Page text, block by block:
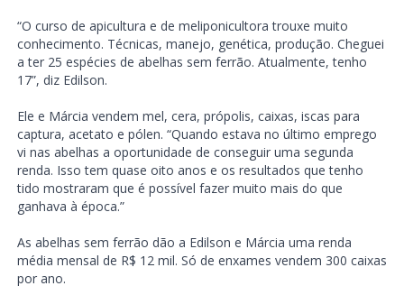
“O curso de apicultura e de meliponicultora trouxe muito
conhecimento. Técnicas, manejo, genética, produção. Cheguei
a ter 25 espécies de abelhas sem ferrão. Atualmente, tenho
17”, diz Edilson.
Ele e Márcia vendem mel, cera, própolis, caixas, iscas para
captura, acetato e pólen. “Quando estava no último emprego
vi nas abelhas a oportunidade de conseguir uma segunda
renda. Isso tem quase oito anos e os resultados que tenho
tido mostraram que é possível fazer muito mais do que
ganhava à época.”
As abelhas sem ferrão dão a Edilson e Márcia uma renda
média mensal de R$ 12 mil. Só de enxames vendem 300 caixas
por ano.